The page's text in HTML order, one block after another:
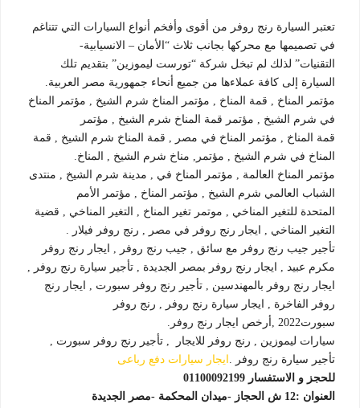
تعتبر السيارة رنج روفر من أقوى وأفخم أنواع السيارات التي تتناغم
في تصميمها مع محركها بجانب ثلاث “الأمان – الانسيابية-
التقنيات” لذلك لم تبخل شركة “تورست ليموزين” بتقديم تلك
السيارة إلى كافة عملاءها من جميع أنحاء جمهورية مصر العربية.
مؤتمر المناخ , قمة المناخ , مؤتمر المناخ شرم الشيخ , مؤتمر المناخ
في شرم الشيخ , مؤتمر قمة المناخ شرم الشيخ , مؤتمر
قمة المناخ , مؤتمر المناخ في مصر , قمة المناخ شرم الشيخ , قمة
المناخ في شرم الشيخ , مؤتمر, مناخ شرم الشيخ , المناخ.
مؤتمر المناخ العالمة , مؤتمر المناخ في , مدينة شرم الشيخ , منتدى
الشباب العالمي شرم الشيخ , مؤتمر المناخ , مؤتمر الأمم
المتحدة للتغير المناخي , موتمر تغير المناخ , التغير المناخي , قضية
التغير المناخي , ايجار رنج روفر في مصر , رنج روفر فيلار .
تأجير جيب رنج روفر مع سائق , جيب رنج روفر , ايجار رنج روفر
مكرم عبيد , ايجار رنج روفر بمصر الجديدة , تأجير سيارة رنج روفر ,
ايجار رنج روفر بالمهندسين , تأجير رنج روفر سبورت , ايجار رنج
روفر الفاخرة , ايجار سيارة رنج روفر , رنج روفر
سبورت2022 ,أرخص ايجار رنج روفر.
سيارات ليموزين , رنج روفر للايجار , تأجير رنج روفر سبورت ,
تأجير سيارة رنج روفر . ايجار سيارات دفع رباعى
للحجز و الاستفسار 01100092199
العنوان :12 ش الحجاز -ميدان المحكمة -مصر الجديدة